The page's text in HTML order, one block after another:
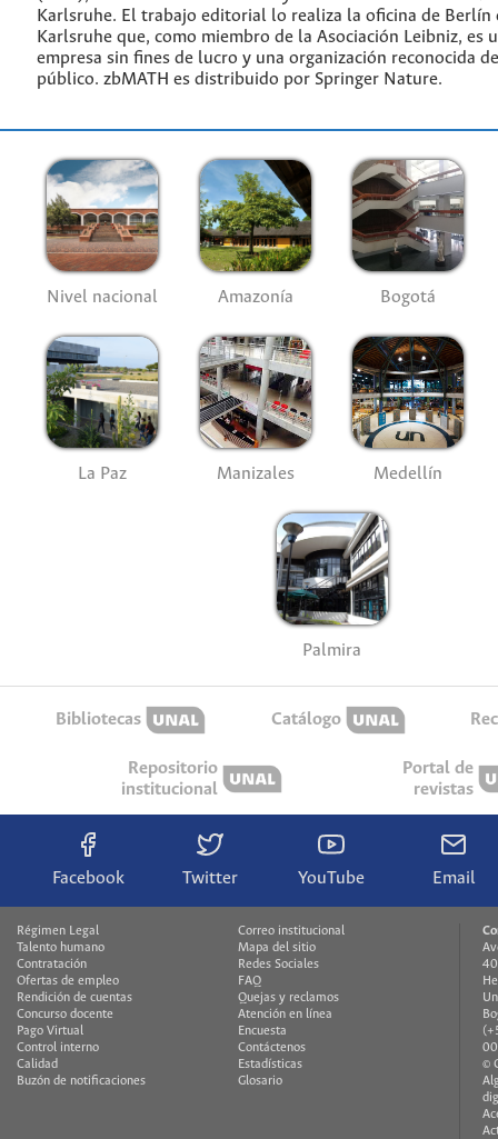
Karlsruhe. El trabajo editorial lo realiza la oficina de Berlín
Karlsruhe que, como miembro de la Asociación Leibniz, es
empresa sin fines de lucro y una organización reconocida
público. zbMATH es distribuido por Springer Nature.
Nivel nacional Amazonía Bogotá
La Paz Manizales Medellín
Palmira
Bibliotecas Catálogo
Repositorio
institucional
Portal de
revistas
Facebook Twitter YouTube Email
Régimen Legal
Talento humano
Contratación
Ofertas de empleo
Rendición de cuentas
Concurso docente
Pago Virtual
Control interno
Calidad
Buzón de notificaciones
Correo institucional
Mapa del sitio
Redes Sociales
FAQ
Quejas y reclamos
Atención en línea
Encuesta
Contáctenos
Estadísticas
Glosario
©